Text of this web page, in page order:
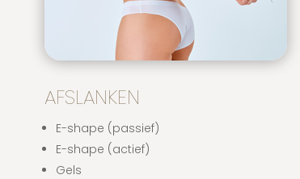
AFSLANKEN
E-shape (passief)
E-shape (actief)
Gels